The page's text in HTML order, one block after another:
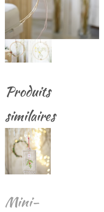
Produits
similaires
Mini-